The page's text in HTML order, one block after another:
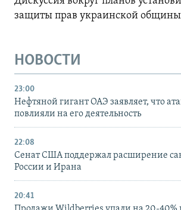
защиты прав украинской
НОВОСТИ
23:00
Нефтяной гигант ОАЭ заявляет, что
повлияли на его деятельность
22:08
Сенат США поддержал расширение
России и Ирана
20:41